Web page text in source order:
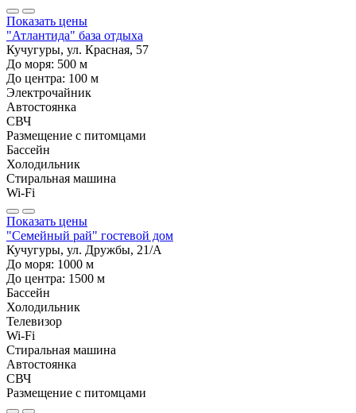
Показать цены
"Атлантида" база отдыха
Кучугуры, ул. Красная, 57
До моря: 500 м
До центра: 100 м
Электрочайник
Автостоянка
СВЧ
Размещение с питомцами
Бассейн
Холодильник
Стиральная машина
Wi-Fi
Показать цены
"Семейный рай" гостевой дом
Кучугуры, ул. Дружбы, 21/А
До моря: 1000 м
До центра: 1500 м
Бассейн
Холодильник
Телевизор
Wi-Fi
Стиральная машина
Автостоянка
СВЧ
Размещение с питомцами